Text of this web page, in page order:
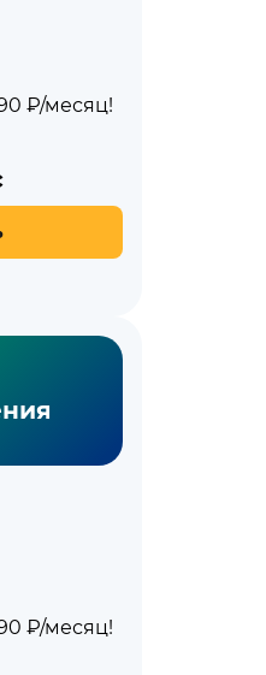
₽/месяц!
₽/месяц!